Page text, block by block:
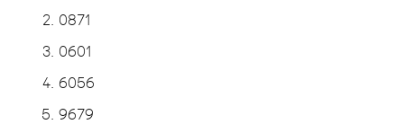
0871
0601
6056
9679